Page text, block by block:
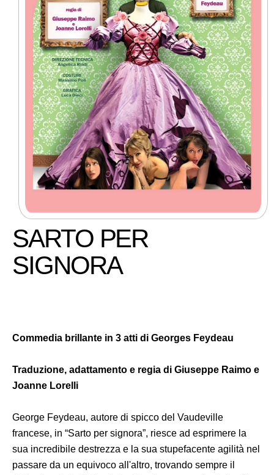
SARTO PER
SIGNORA
Commedia brillante in 3 atti di Georges Feydeau
Traduzione, adattamento e regia di Giuseppe Raimo e
Joanne Lorelli
George Feydeau, autore di spicco del Vaudeville
francese, in “Sarto per signora”, riesce ad esprimere la
sua incredibile destrezza e la sua stupefacente agilità nel
passare da un equivoco all'altro, trovando sempre il